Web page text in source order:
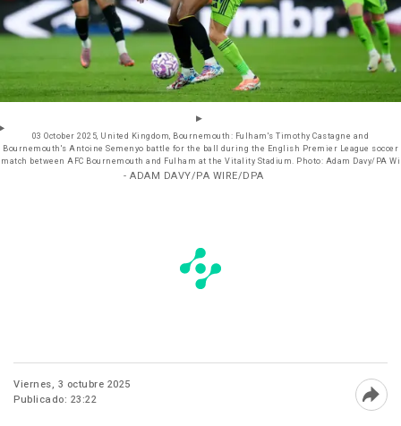
03 October 2025, United Kingdom, Bournemouth: Fulham's Timothy Castagne and
Bournemouth's Antoine Semenyo battle for the ball during the English Premier League soccer
match between AFC Bournemouth and Fulham at the Vitality Stadium. Photo: Adam Davy/PA Wi
- ADAM DAVY/PA WIRE/DPA
Viernes, 3 octubre 2025
Publicado: 23:22